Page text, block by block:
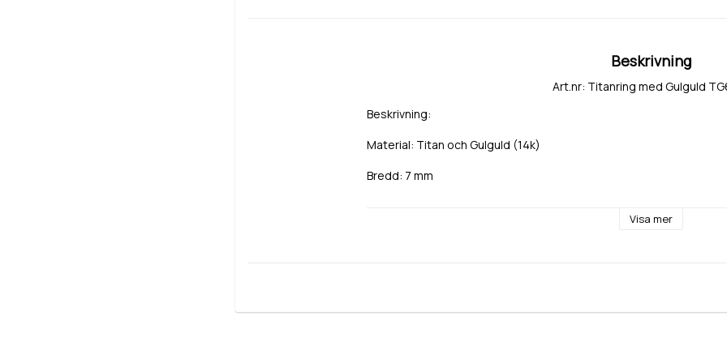
Beskrivning
Art.nr: Titanring med Gulguld
Beskrivning:
Material: Titan och Gulguld (14k)
Bredd: 7 mm
Visa mer